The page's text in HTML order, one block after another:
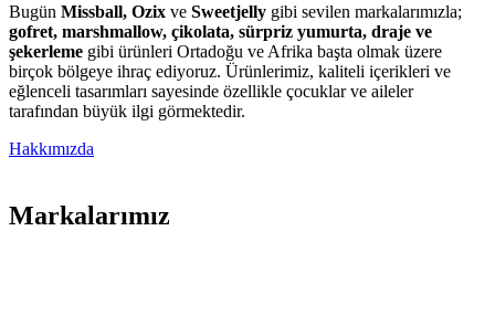
Bugün Missball, Ozix ve Sweetjelly gibi sevilen markalarımızla;
gofret, marshmallow, çikolata, sürpriz yumurta, draje ve
şekerleme gibi ürünleri Ortadoğu ve Afrika başta olmak üzere
birçok bölgeye ihraç ediyoruz. Ürünlerimiz, kaliteli içerikleri ve
eğlenceli tasarımları sayesinde özellikle çocuklar ve aileler
tarafından büyük ilgi görmektedir.
Hakkımızda
Markalarımız